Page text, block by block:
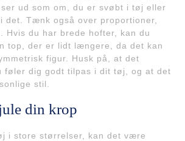
ud som om, du er svøbt i tøj eller
det. Tænk også over proportioner,
Hvis du har brede hofter, kan du
top, der er lidt længere, da det kan
figur. Husk på, at det
føler dig godt tilpas i dit tøj, og at det
stil.
din krop
i store størrelser, kan det være